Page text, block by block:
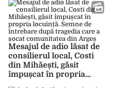
Ludmila Vartic: „Am
încercat, în primul rând,
să protejez copiii noștri”
Mesajul de adio lăsat de
consilierul local, Costi
din Mihăești, găsit
împușcat în propria